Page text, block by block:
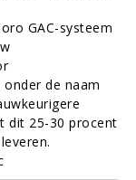
GAC-systeem
de naam
dit 25-30 procent